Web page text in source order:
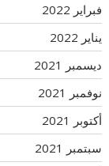
فبراير 2022
يناير 2022
ديسمبر 2021
نوفمبر 2021
أكتوبر 2021
سبتمبر 2021